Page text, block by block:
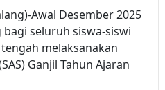
Awal Desember 2025
seluruh siswa-siswi
melaksanakan
Ganjil Tahun Ajaran